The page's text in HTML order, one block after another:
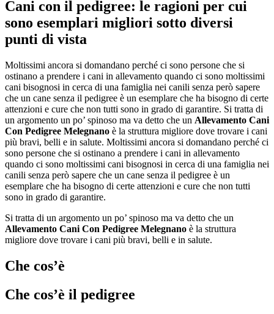
Cani con il pedigree: le ragioni per cui
sono esemplari migliori sotto diversi
punti di vista
Moltissimi ancora si domandano perché ci sono persone che si
ostinano a prendere i cani in allevamento quando ci sono moltissimi
cani bisognosi in cerca di una famiglia nei canili senza però sapere
che un cane senza il pedigree è un esemplare che ha bisogno di certe
attenzioni e cure che non tutti sono in grado di garantire. Si tratta di
un argomento un po’ spinoso ma va detto che un Allevamento Cani
Con Pedigree Melegnano è la struttura migliore dove trovare i cani
più bravi, belli e in salute. Moltissimi ancora si domandano perché ci
sono persone che si ostinano a prendere i cani in allevamento
quando ci sono moltissimi cani bisognosi in cerca di una famiglia nei
canili senza però sapere che un cane senza il pedigree è un
esemplare che ha bisogno di certe attenzioni e cure che non tutti
sono in grado di garantire.
Si tratta di un argomento un po’ spinoso ma va detto che un
Allevamento Cani Con Pedigree Melegnano è la struttura
migliore dove trovare i cani più bravi, belli e in salute.
Che cos’è
Che cos’è il pedigree